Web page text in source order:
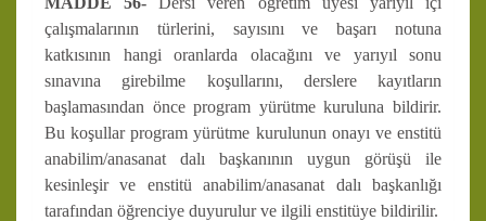
çalışmalarının türlerini, sayısını ve başarı notuna
katkısının hangi oranlarda olacağını ve yarıyıl sonu
sınavına girebilme koşullarını, derslere kayıtların
başlamasından önce program yürütme kuruluna bildirir.
Bu koşullar program yürütme kurulunun onayı ve enstitü
anabilim/anasanat dalı başkanının uygun görüşü ile
kesinleşir ve enstitü anabilim/anasanat dalı başkanlığı
tarafından öğrenciye duyurulur ve ilgili enstitüye bildirilir.